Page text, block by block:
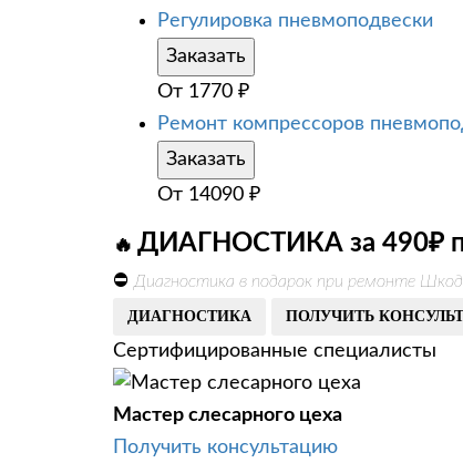
Регулировка пневмоподвески
Заказать
От 1770 ₽
Ремонт компрессоров
Заказать
От 14090 ₽
🔥 ДИАГНОСТИКА за 490₽
⛔ Диагностика в подарок при ремонте
ДИАГНОСТИКА ПОЛУЧИТЬ
Сертифицированные специалисты
Мастер слесарного цеха
Получить консультацию